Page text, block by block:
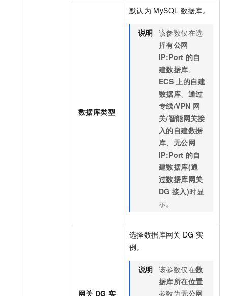
数据库类型
默认为 MySQL 数据库。
说明 该参数仅在选
择有公网
IP:Port 的自
建数据库
ECS 上的自建
数据库
通过
专线/VPN 网
关/智能网关接
入的自建数据
库
无公网
IP:Port 的自
建数据库(通
过数据库网关
DG 接入)时显
示。
网关 DG 实
选择数据库网关 DG 实
例。
说明 该参数仅在数
据库所在位置
参数为无公网